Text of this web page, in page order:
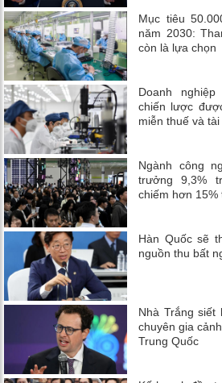
Mục tiêu
năm 2030:
còn là lựa chọn
Doanh
chiến lược
miễn thuế và
Ngành công
trưởng 9,3%
chiếm hơn 15%
Hàn Quốc sẽ
nguồn thu bất
Nhà Trắng siết
chuyên gia
Trung Quốc